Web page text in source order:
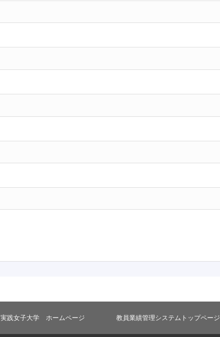
実践女子大学 ホームページ 教員業績管理システムトップページ